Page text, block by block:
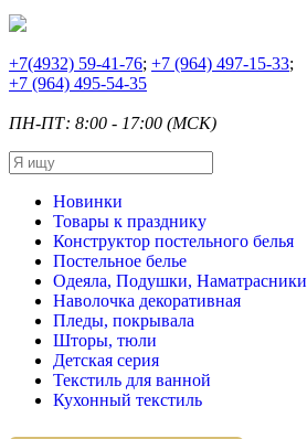
+7(4932) 59-41-76; +7 (964) 497-15-33;
+7 (964) 495-54-35
ПН-ПТ: 8:00 - 17:00 (МСК)
Новинки
Товары к празднику
Конструктор постельного белья
Постельное белье
Одеяла, Подушки, Наматрасники
Наволочка декоративная
Пледы, покрывала
Шторы, тюли
Детская серия
Текстиль для ванной
Кухонный текстиль